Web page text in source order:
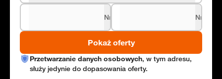
Nr domu Nr
Pokaż oferty
Przetwarzanie danych osobowych, w tym adresu,
służy jedynie do dopasowania oferty.